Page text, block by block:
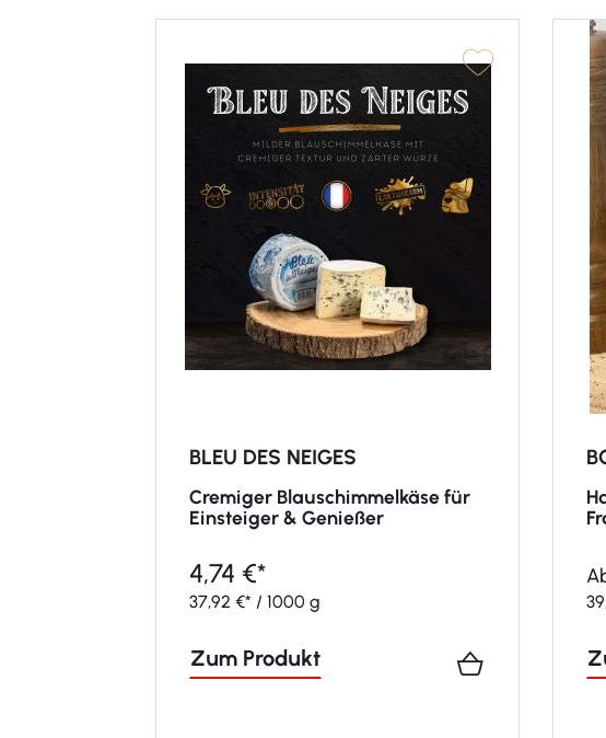
BLEU DES NEIGES
Cremiger Blauschimmelkäse für
Einsteiger & Genießer
4,74 €*
37,92 €* / 1000 g
Zum Produkt